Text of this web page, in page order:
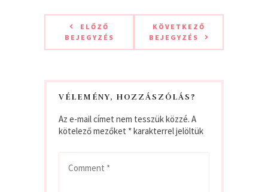
ELŐZŐ
BEJEGYZÉS
KÖVETKEZŐ
BEJEGYZÉS
VÉLEMÉNY, HOZZÁSZÓLÁS?
Az e-mail címet nem tesszük közzé. A
kötelező mezőket *karakterrel jelöltük